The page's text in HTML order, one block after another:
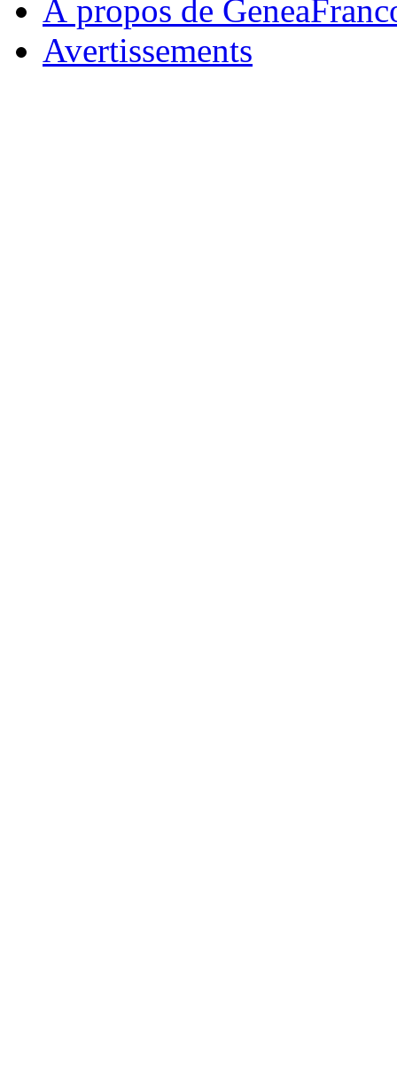
À propos de
Avertissements